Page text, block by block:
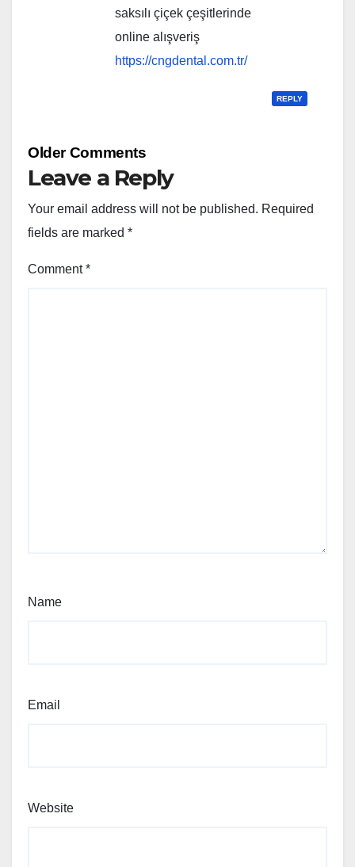
saksılı çiçek çeşitlerinde
online alışveriş
https://cngdental.com.tr/
REPLY
Comment
Older Comments
Leave a Reply
Your email address will not be published. Required
fields are marked *
Comment*
Name
Email
Website